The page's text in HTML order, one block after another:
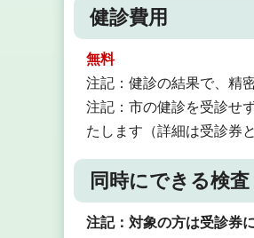
健診費用
無料
注記：健診の結果で、精
注記：市の健診を受診せ
たします（詳細は受診券
同時にできる検査
注記：対象の方は受診券